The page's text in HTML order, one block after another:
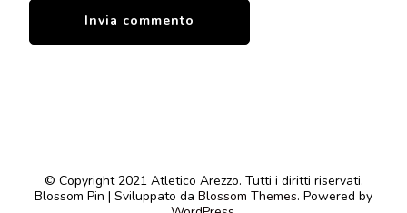
© Copyright 2021 Atletico Arezzo. Tutti i diritti riservati.
Blossom Pin | Sviluppato da Blossom Themes. Powered by